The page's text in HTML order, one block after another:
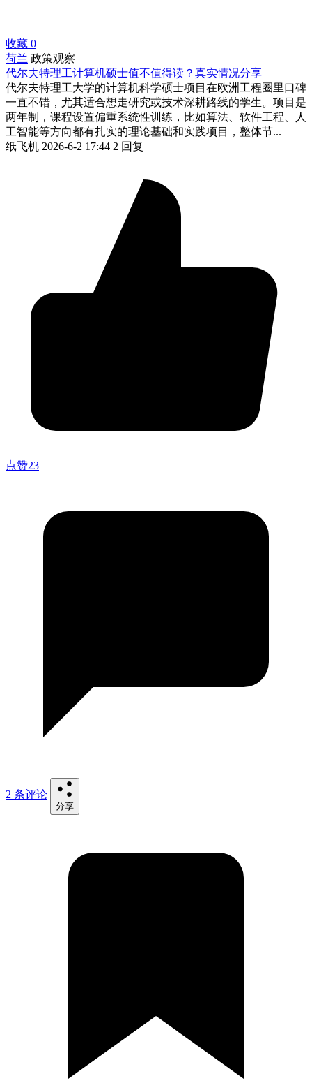
收藏 0
荷兰 政策观察
代尔夫特理工计算机硕士值不值得读？真实情况分享
代尔夫特理工大学的计算机科学硕士项目在欧洲工程圈里口碑
一直不错，尤其适合想走研究或技术深耕路线的学生。项目是
两年制，课程设置偏重系统性训练，比如算法、软件工程、人
工智能等方向都有扎实的理论基础和实践项目，整体节...
纸飞机 2026-6-2 17:44 2 回复
点赞23
2 条评论
分享